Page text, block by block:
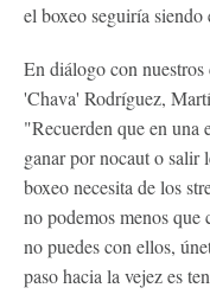
el boxeo seguiría
En diálogo con
'Chava' Rodríguez,
"Recuerden que en una
ganar por nocaut o
boxeo necesita de los
no podemos menos
no puedes con ellos,
paso hacia la vejez es